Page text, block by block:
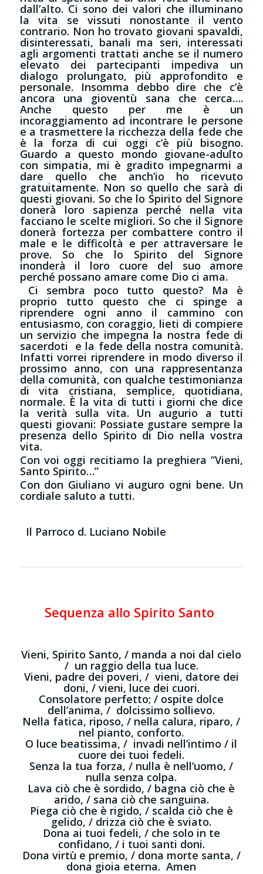
dall’alto. Ci sono dei valori che illuminano
la vita se vissuti nonostante il vento
contrario. Non ho trovato giovani spavaldi,
disinteressati, banali ma seri, interessati
agli argomenti trattati anche se il numero
elevato dei partecipanti impediva un
dialogo prolungato, più approfondito e
personale. Insomma debbo dire che c’è
ancora una gioventù sana che cerca….
Anche questo per me è un
incoraggiamento ad incontrare le persone
e a trasmettere la ricchezza della fede che
è la forza di cui oggi c’è più bisogno.
Guardo a questo mondo giovane-adulto
con simpatia, mi è gradito impegnarmi a
dare quello che anch’io ho ricevuto
gratuitamente. Non so quello che sarà di
questi giovani. So che lo Spirito del Signore
donerà loro sapienza perché nella vita
facciano le scelte migliori. So che il Signore
donerà fortezza per combattere contro il
male e le difficoltà e per attraversare le
prove. So che lo Spirito del Signore
inonderà il loro cuore del suo amore
perché possano amare come Dio ci ama.
Ci sembra poco tutto questo? Ma è
proprio tutto questo che ci spinge a
riprendere ogni anno il cammino con
entusiasmo, con coraggio, lieti di compiere
un servizio che impegna la nostra fede di
sacerdoti e la fede della nostra comunità.
Infatti vorrei riprendere in modo diverso il
prossimo anno, con una rappresentanza
della comunità, con qualche testimonianza
di vita cristiana, semplice, quotidiana,
normale. È la vita di tutti i giorni che dice
la verità sulla vita. Un augurio a tutti
questi giovani: Possiate gustare sempre la
presenza dello Spirito di Dio nella vostra
vita.
Con voi oggi recitiamo la preghiera ”Vieni,
Santo Spirito…”
Con don Giuliano vi auguro ogni bene. Un
cordiale saluto a tutti.
Il Parroco d. Luciano Nobile
Sequenza allo Spirito Santo
Vieni, Spirito Santo, / manda a noi dal cielo
/ un raggio della tua luce.
Vieni, padre dei poveri, / vieni, datore dei
doni, / vieni, luce dei cuori.
Consolatore perfetto; / ospite dolce
dell’anima, / dolcissimo sollievo.
Nella fatica, riposo, / nella calura, riparo, /
nel pianto, conforto.
O luce beatissima, / invadi nell’intimo / il
cuore dei tuoi fedeli.
Senza la tua forza, / nulla è nell’uomo, /
nulla senza colpa.
Lava ciò che è sordido, / bagna ciò che è
arido, / sana ciò che sanguina.
Piega ciò che è rigido, / scalda ciò che è
gelido, / drizza ciò che è sviato.
Dona ai tuoi fedeli, / che solo in te
confidano, / i tuoi santi doni.
Dona virtù e premio, / dona morte santa, /
dona gioia eterna. Amen